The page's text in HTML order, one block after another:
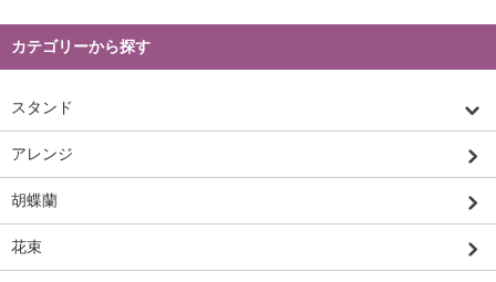
カテゴリーから探す
スタンド
アレンジ
胡蝶蘭
花束